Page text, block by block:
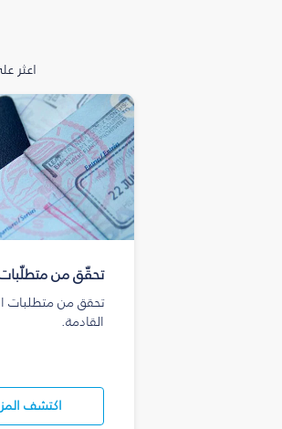
اعثر
تحقّق من متطلّبات
تحقق من متطلبات
القادمة.
اكتشف